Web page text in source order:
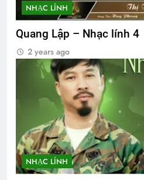
NHẠC LÍNH
Quang Lập – Nhạc lính 4
2 years ago
NHẠC LÍNH